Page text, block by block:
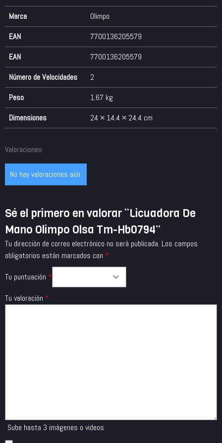
Marca
Olimpo
EAN
7700136205579
EAN
7700136205579
Número de Velocidades
2
Peso
1.67 kg
Dimensiones
24 × 14.4 × 24.4 cm
Valoraciones
No hay valoraciones aún.
Sé el primero en valorar “Licuadora De
Mano Olimpo Olsa Tm-Hb0794”
Tu dirección de correo electrónico no será publicada. Los campos
obligatorios están marcados con *
Tu puntuación *
Tu valoración *
Sube hasta 3 imágenes o videos